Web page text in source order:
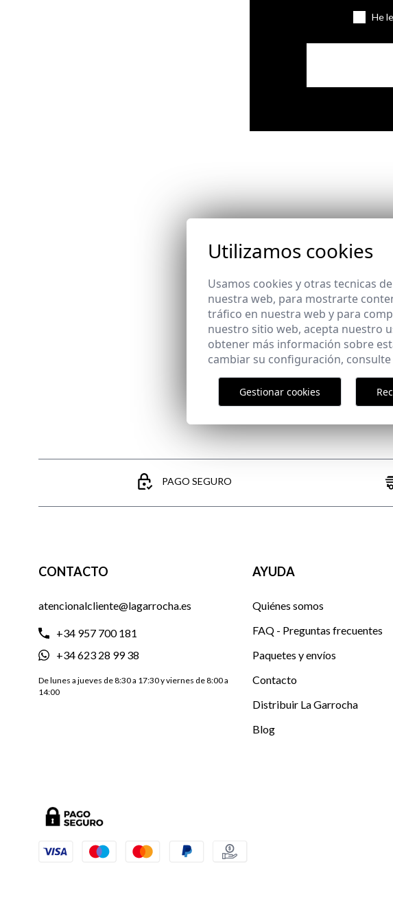
He
He
PAGO SEGURO
CONTACTO
atencionalcliente@lagarrocha.es
+34 957 700 181
+34 623 28 99 38
De lunes a jueves de 8:30 a 17:30 y viernes de 8:00 a
14:00
AYUDA
Quiénes somos
FAQ - Preguntas frecuentes
Paquetes y envíos
Contacto
Distribuir La Garrocha
Blog
Utilizamos cookies
Usamos cookies y otras tecnicas
nuestra web, para mostrarte
tráfico en nuestra web y para
nuestro sitio web, acepta nuestro
obtener más información sobre
cambiar su configuración,
Gestionar cookies